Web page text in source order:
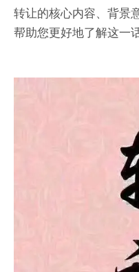
转让的核心内容、背景
帮助您更好地了解这一